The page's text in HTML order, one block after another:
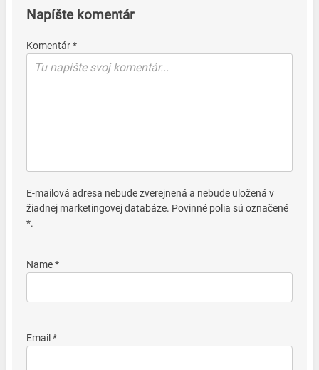
Napíšte komentár
Komentár *
E-mailová adresa nebude zverejnená a nebude uložená v
žiadnej marketingovej databáze. Povinné polia sú označené
*.
Name *
Email *